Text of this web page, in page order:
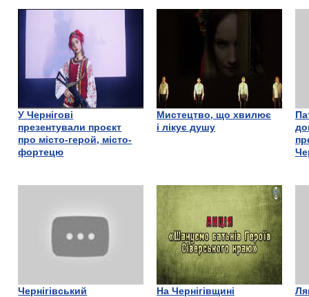
У Чернігові
презентували проєкт
про місто-герой, місто-
фортецю
Мистецтво, що хвилює
і лікує душу
Чернігівський
На Чернігівщині